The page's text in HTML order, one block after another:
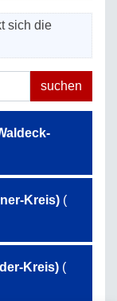
sich die
Kreis) (
Kreis) (